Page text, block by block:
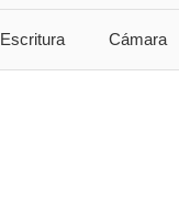
Escritura Cámara